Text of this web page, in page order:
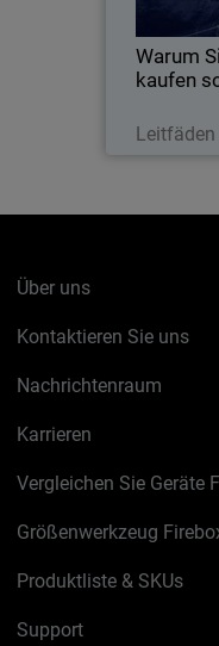
Warum
kaufen
Leitfäden
Über uns
Kontaktieren Sie uns
Nachrichtenraum
Karrieren
Vergleichen Sie Geräte
Größenwerkzeug
Produktliste & SKUs
Support